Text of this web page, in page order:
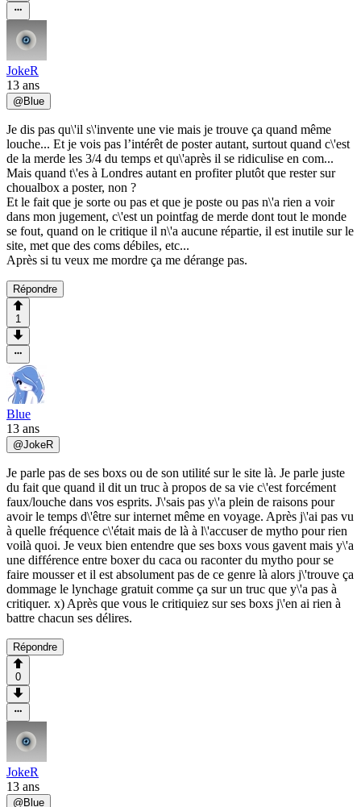
JokeR
13 ans
@Blue
Je dis pas qu\'il s\'invente une vie mais je trouve ça quand même
louche... Et je vois pas l’intérêt de poster autant, surtout quand c\'est
de la merde les 3/4 du temps et qu\'après il se ridiculise en com...
Mais quand t\'es à Londres autant en profiter plutôt que rester sur
choualbox a poster, non ?
Et le fait que je sorte ou pas et que je poste ou pas n\'a rien a voir
dans mon jugement, c\'est un pointfag de merde dont tout le monde
se fout, quand on le critique il n\'a aucune répartie, il est inutile sur le
site, met que des coms débiles, etc...
Après si tu veux me mordre ça me dérange pas.
Répondre
1
Blue
13 ans
@JokeR
Je parle pas de ses boxs ou de son utilité sur le site là. Je parle juste
du fait que quand il dit un truc à propos de sa vie c\'est forcément
faux/louche dans vos esprits. J\'sais pas y\'a plein de raisons pour
avoir le temps d\'être sur internet même en voyage. Après j\'ai pas vu
à quelle fréquence c\'était mais de là à l\'accuser de mytho pour rien
voilà quoi. Je veux bien entendre que ses boxs vous gavent mais y\'a
une différence entre boxer du caca ou raconter du mytho pour se
faire mousser et il est absolument pas de ce genre là alors j\'trouve ça
dommage le lynchage gratuit comme ça sur un truc que y\'a pas à
critiquer. x) Après que vous le critiquiez sur ses boxs j\'en ai rien à
battre chacun ses délires.
Répondre
0
JokeR
13 ans
@Blue